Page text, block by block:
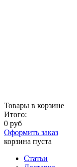
Товары в корзине
Итого:
0 руб
Оформить заказ
корзина пуста
Статьи